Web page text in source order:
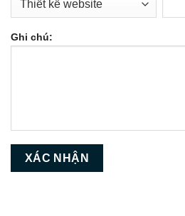
Ghi chú: